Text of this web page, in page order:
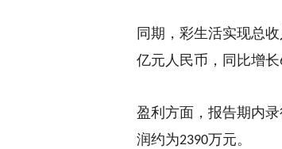
同期，彩生活实现总收
亿元人民币，同比增长
盈利方面，报告期内
润约为2390万元。